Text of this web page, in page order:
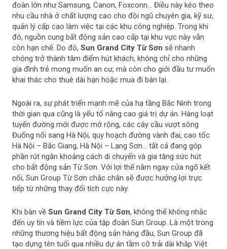
đoàn lớn như Samsung, Canon, Foxconn… Điều này kéo theo
nhu cầu nhà ở chất lượng cao cho đội ngũ chuyên gia, kỹ sư,
quản lý cấp cao làm việc tại các khu công nghiệp. Trong khi
đó, nguồn cung bất động sản cao cấp tại khu vực này vẫn
còn hạn chế. Do đó, Sun Grand City Từ Sơn sẽ nhanh
chóng trở thành tâm điểm hút khách, không chỉ cho những
gia đình trẻ mong muốn an cư, mà còn cho giới đầu tư muốn
khai thác cho thuê dài hạn hoặc mua đi bán lại.
Ngoài ra, sự phát triển mạnh mẽ của hạ tầng Bắc Ninh trong
thời gian qua cũng là yếu tố nâng cao giá trị dự án. Hàng loạt
tuyến đường mới được mở rộng, các cây cầu vượt sông
Đuống nối sang Hà Nội, quy hoạch đường vành đai, cao tốc
Hà Nội – Bắc Giang, Hà Nội – Lạng Sơn… tất cả đang góp
phần rút ngắn khoảng cách di chuyển và gia tăng sức hút
cho bất động sản Từ Sơn. Với lợi thế nằm ngay cửa ngõ kết
nối, Sun Group Từ Sơn chắc chắn sẽ được hưởng lợi trực
tiếp từ những thay đổi tích cực này.
Khi bàn vềSun Grand City Từ Sơn, không thể không nhắc
đến uy tín và tiềm lực của tập đoàn Sun Group. Là một trong
những thương hiệu bất động sản hàng đầu, Sun Group đã
tạo dựng tên tuổi qua nhiều dự án tầm cỡ trải dài khắp Việt